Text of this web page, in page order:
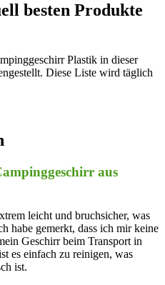
besten Produkte
Plastik in dieser
Diese Liste wird täglich⁤
aus
leicht ⁤und bruchsicher, was​
‌habe gemerkt, ⁢dass ich mir ​keine‌
Geschirr beim ​Transport in
es einfach⁣ zu reinigen, was
ist.